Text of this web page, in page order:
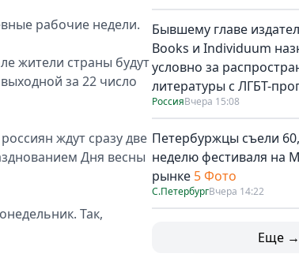
рабочие недели.
жители страны будут
за 22 число
ждут сразу две
Дня весны
Так,
Бывшему главе
Books и Individuum
условно за
литературы с ЛГБТ-
РоссияВчера 15:08
Петербуржцы съели
неделю фестиваля на
рынке 5 Фото
С.ПетербургВчера 14:22
Еще →